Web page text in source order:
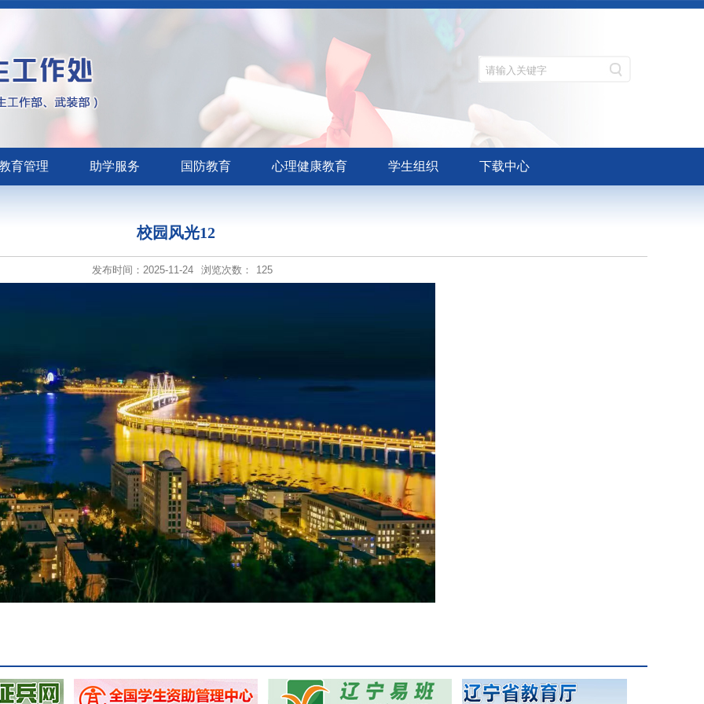
育管理 助学服务 国防教育 心理健康教育 学生组织 下载中心
校园风光12
发布时间：2025-11-24 浏览次数： 125